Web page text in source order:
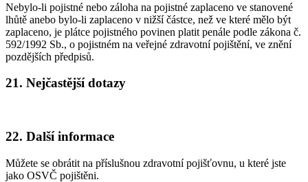
Nebylo-li pojistné nebo záloha na pojistné zaplaceno ve stanovené
lhůtě anebo bylo-li zaplaceno v nižší částce, než ve které mělo být
zaplaceno, je plátce pojistného povinen platit penále podle zákona č.
592/1992 Sb., o pojistném na veřejné zdravotní pojištění, ve znění
pozdějších předpisů.
21. Nejčastější dotazy
22. Další informace
Můžete se obrátit na příslušnou zdravotní pojišťovnu, u které jste
jako OSVČ pojištěni.